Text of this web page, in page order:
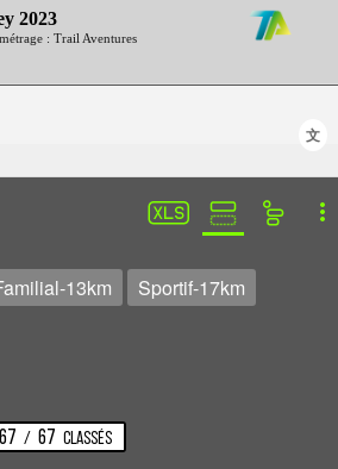
文
13km
Sportif-17km
67 / 67 Classés